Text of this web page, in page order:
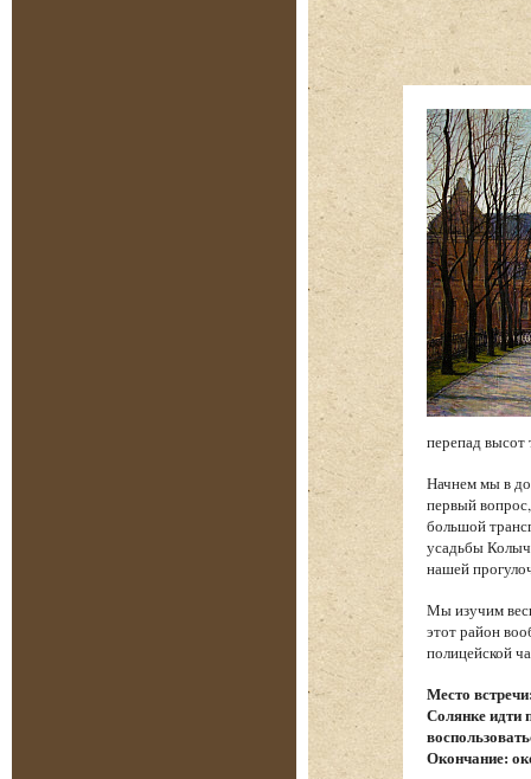
перепад высот
Начнем мы в
первый
большой
усадьбы
нашей
Мы изучим
этот район
полицейской
Место
Солянке идти
Окончание: